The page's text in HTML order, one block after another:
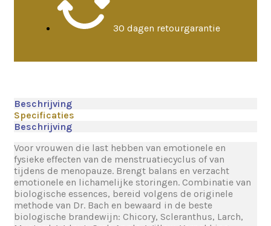
30 dagen retourgarantie
Beschrijving
Specificaties
Beschrijving
Voor vrouwen die last hebben van emotionele en
fysieke effecten van de menstruatiecyclus of van
tijdens de menopauze. Brengt balans en verzacht
emotionele en lichamelijke storingen. Combinatie van
biologische essences, bereid volgens de originele
methode van Dr. Bach en bewaard in de beste
biologische brandewijn: Chicory, Scleranthus, Larch,